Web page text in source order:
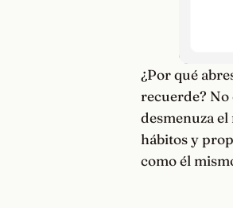
¿Por qué
recuerde? No
desmenuza
hábitos y
como él